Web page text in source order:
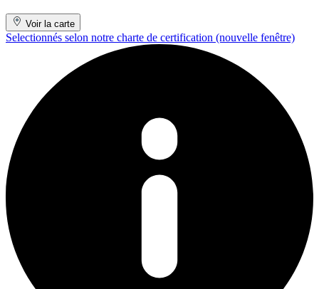
Voir la carte
Selectionnés selon notre charte de certification (nouvelle fenêtre)